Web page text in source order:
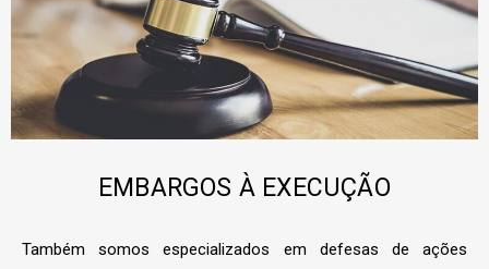
EMBARGOS À EXECUÇÃO
Também somos especializados em defesas de ações